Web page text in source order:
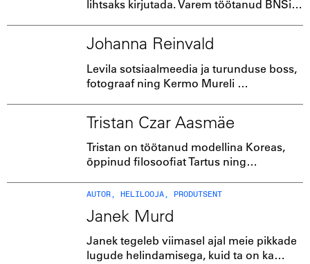
lihtsaks kirjutada. Varem töötanud BNSis
Vahepeal proovinud kätt ka
suhtekorraldajana.
Johanna Reinvald
Levila sotsiaalmeedia ja turunduse boss,
fotograaf ning Kermo Mureli
Tristan Czar Aasmäe
Tristan on töötanud modellina Koreas,
õppinud filosoofiat Tartus ning
ta filme ja uurivaid lugusid.
AUTOR, HELILOOJA, PRODUTSENT
Janek Murd
Janek tegeleb viimasel ajal meie pikkade
lugude helindamisega, kuid ta on ka